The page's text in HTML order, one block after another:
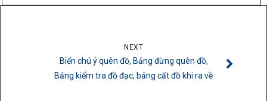
Các
tùy
NEXT
Biển chú ý quên đồ, Bảng đừng quên đồ,
Bảng kiểm tra đồ đạc, bảng cất đồ khi ra về